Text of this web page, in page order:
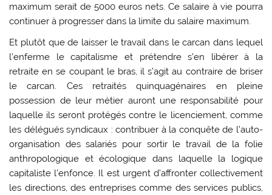
maximum serait de 5000 euros nets. Ce salaire à vie pourra
continuer à progresser dans la limite du salaire maximum.
Et plutôt que de laisser le travail dans le carcan dans lequel
l’enferme le capitalisme et prétendre s’en libérer à la
retraite en se coupant le bras, il s’agit au contraire de briser
le carcan. Ces retraités quinquagénaires en pleine
possession de leur métier auront une responsabilité pour
laquelle ils seront protégés contre le licenciement, comme
les délégués syndicaux : contribuer à la conquête de l’auto-
organisation des salariés pour sortir le travail de la folie
anthropologique et écologique dans laquelle la logique
capitaliste l’enfonce. Il est urgent d’affronter collectivement
les directions, des entreprises comme des services publics,